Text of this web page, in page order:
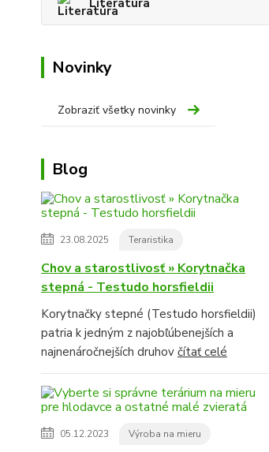
Novinky
Zobraziť všetky novinky
Blog
23.08.2025 Teraristika
Chov a starostlivosť » Korytnačka
stepná - Testudo horsfieldii
Korytnačky stepné (Testudo horsfieldii)
patria k jedným z najobľúbenejších a
najnenáročnejších druhov čítať celé
05.12.2023 Výroba na mieru